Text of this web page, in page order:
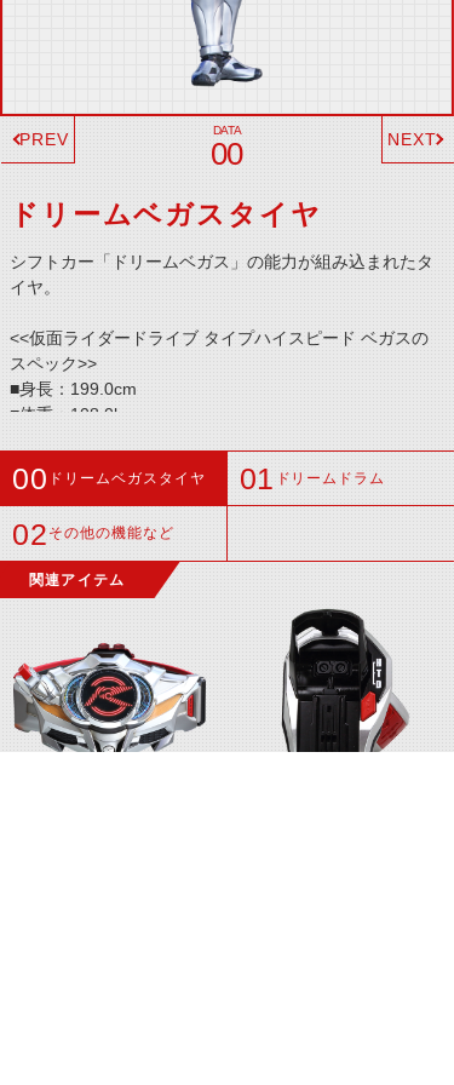
00
PREV NEXT
ドリームベガスタイヤ
シフトカー「ドリームベガス」の能力が組み込まれたタ
イヤ。
<<仮面ライダードライブ タイプハイスピード ベガスの
スペック>>
■身長：199.0cm
■体重：108.0kg
■キック力：10.8t+2.0g
■ジャンプ力：31.5m+3.0mm(ひと跳び)
■必殺技：─
ドリームベガスタイヤ ドリームドラム
その他の機能など
関連アイテム